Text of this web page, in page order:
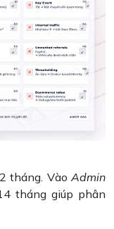
tháng. Vào Admin
tháng giúp phân